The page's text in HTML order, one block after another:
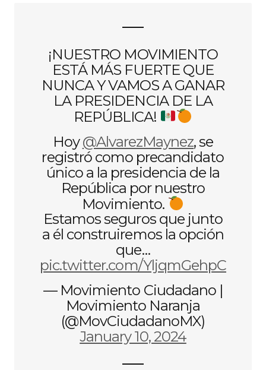
¡NUESTRO MOVIMIENTO
ESTÁ MÁS FUERTE QUE
NUNCA Y VAMOS A GANAR
LA PRESIDENCIA DE LA
REPÚBLICA!
Hoy@AlvarezMaynez, se
registró como precandidato
único a la presidencia de la
República por nuestro
Movimiento.
Estamos seguros que junto
a él construiremos la opción
que…
pic.twitter.com/YljqmGehpC
— Movimiento Ciudadano |
Movimiento Naranja
(@MovCiudadanoMX)
January 10, 2024